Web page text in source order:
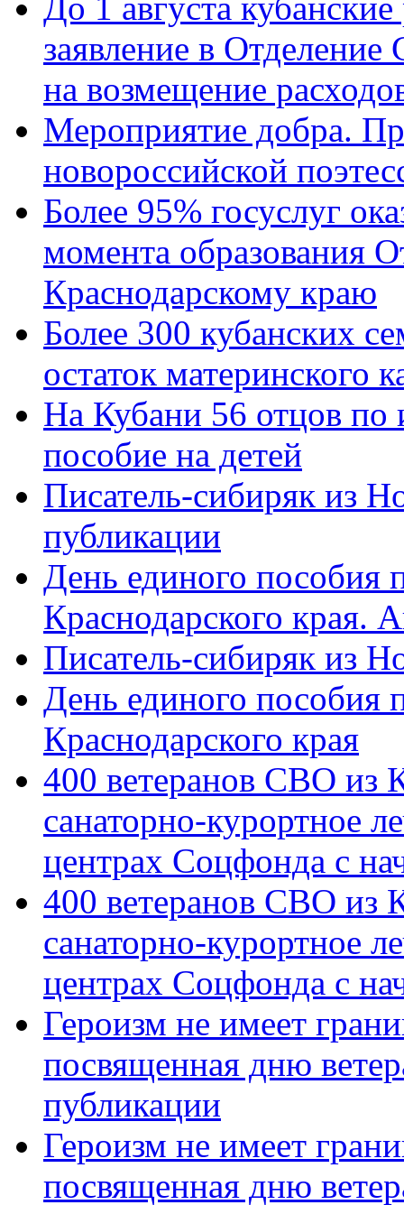
заявление в
на возмещение
Мероприятие добра.
новороссийской
Более 95% госуслуг
момента образования
Краснодарскому краю
Более 300 кубанских
остаток материнского
На Кубани 56 отцов по
пособие на детей
Писатель-сибиряк из
публикации
День единого пособия
Краснодарского края.
Писатель-сибиряк из
День единого пособия
Краснодарского края
400 ветеранов СВО из
санаторно-курортное
центрах Соцфонда с
400 ветеранов СВО из
санаторно-курортное
центрах Соцфонда с
Героизм не имеет
посвященная дню
публикации
Героизм не имеет
посвященная дню